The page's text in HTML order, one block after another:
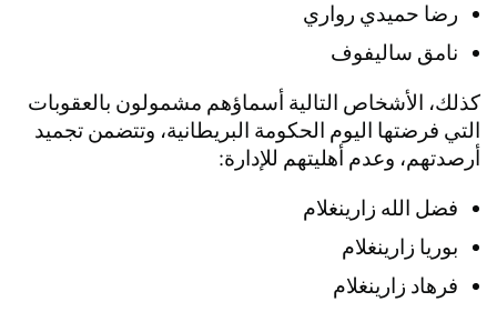
رضا حميدي رواري
نامق ساليفوف
كذلك، الأشخاص التالية أسماؤهم مشمولون بالعقوبات
التي فرضتها اليوم الحكومة البريطانية، وتتضمن تجميد
أرصدتهم، وعدم أهليتهم للإدارة:
فضل الله زارينغلام
بوريا زارينغلام
فرهاد زارينغلام